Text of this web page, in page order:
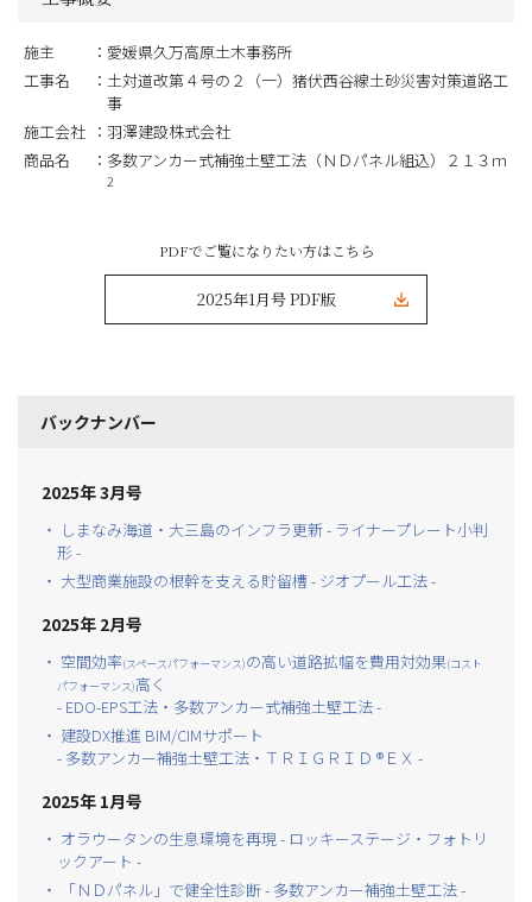
施主
愛媛県久万高原土木事務所
工事名
土対道改第４号の２（一）猪伏西谷線土砂災害対策道路工
事
施工会社
羽澤建設株式会社
商品名
多数アンカー式補強土壁工法（ＮＤパネル組込）２１３ｍ
2
PDFでご覧になりたい方はこちら
2025年1月号 PDF版
バックナンバー
2025年 3月号
・ しまなみ海道・大三島のインフラ更新 - ライナープレート小判
形 -
・ 大型商業施設の根幹を支える貯留槽 - ジオプール工法 -
2025年 2月号
・ 空間効率(スペースパフォーマンス)の高い道路拡幅を費用対効果(コスト
パフォーマンス)高く
- EDO-EPS工法・多数アンカー式補強土壁工法 -
・ 建設DX推進 BIM/CIMサポート
- 多数アンカー補強土壁工法・ＴＲＩＧＲＩＤ ®ＥＸ -
2025年 1月号
・ オラウータンの生息環境を再現 - ロッキーステージ・フォトリ
ックアート -
・ 「ＮＤパネル」で健全性診断 - 多数アンカー補強土壁工法 -